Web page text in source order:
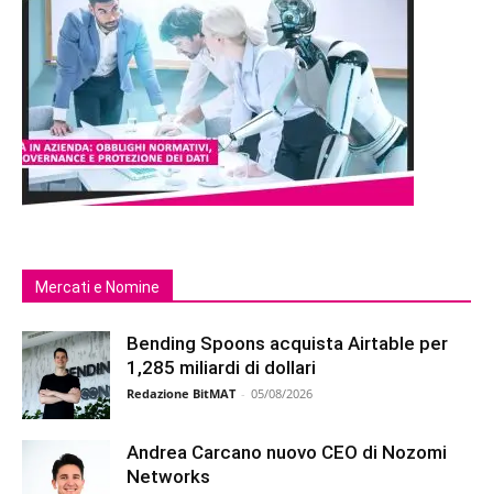
Mercati e Nomine
Bending Spoons acquista Airtable per
1,285 miliardi di dollari
Redazione BitMAT - 05/08/2026
Andrea Carcano nuovo CEO di Nozomi
Networks